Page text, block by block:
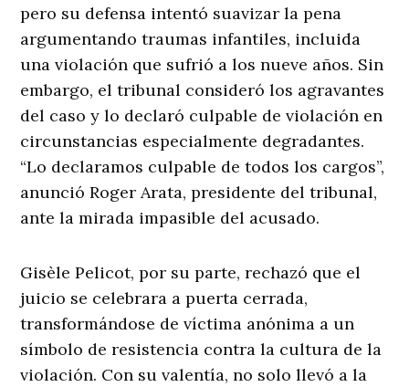
pero su defensa intentó suavizar la pena
argumentando traumas infantiles, incluida
una violación que sufrió a los nueve años. Sin
embargo, el tribunal consideró los agravantes
del caso y lo declaró culpable de violación en
circunstancias especialmente degradantes.
“Lo declaramos culpable de todos los cargos”,
anunció Roger Arata, presidente del tribunal,
ante la mirada impasible del acusado.
Gisèle Pelicot, por su parte, rechazó que el
juicio se celebrara a puerta cerrada,
transformándose de víctima anónima a un
símbolo de resistencia contra la cultura de la
violación. Con su valentía, no solo llevó a la